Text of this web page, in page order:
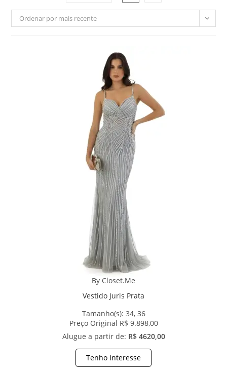
Ordenar por mais recente
By Closet.Me
Vestido Juris Prata
Tamanho(s): 34, 36
Preço Original R$ 9.898,00
Alugue a partir de: R$ 4620,00
Tenho Interesse